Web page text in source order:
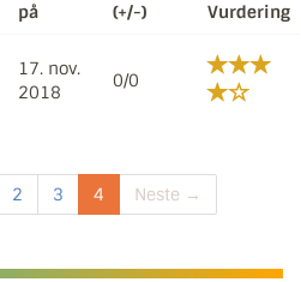
på
(+/-)
Vurdering
17. nov.
2018
0/0
2 3 4 Neste →